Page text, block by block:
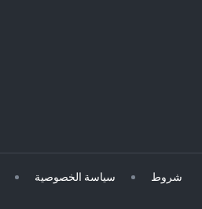
سياسة الخصوصية شروط